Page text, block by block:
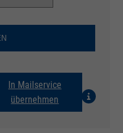
In Mailservice
übernehmen